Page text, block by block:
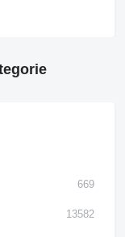
669
13582